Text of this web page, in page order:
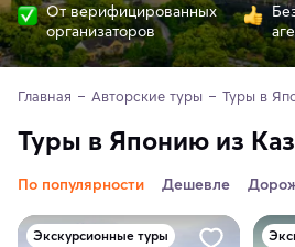
От верифицированных
организаторов
Главная Авторские туры Туры в
Туры в Японию из
По популярности Дешевле
Экскурсионные туры